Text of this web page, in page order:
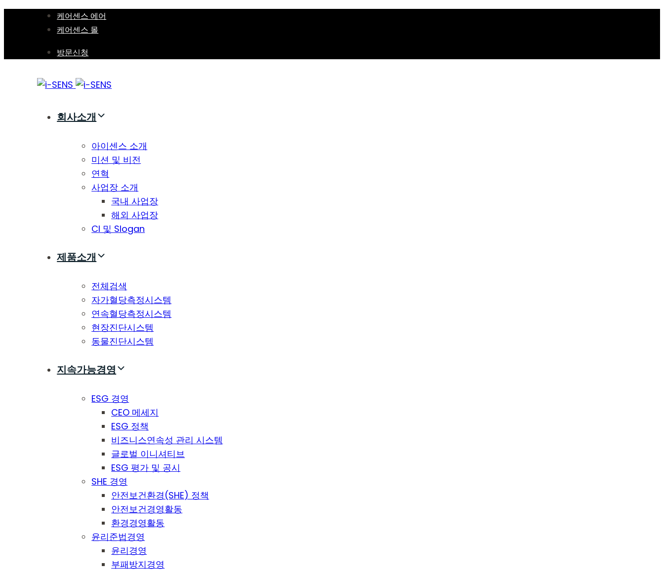
navigation
케어센스 에어
케어센스 몰
방문신청
회사소개
아이센스 소개
미션 및 비전
연혁
사업장 소개
국내 사업장
해외 사업장
CI 및 Slogan
제품소개
전체검색
자가혈당측정시스템
연속혈당측정시스템
현장진단시스템
동물진단시스템
지속가능경영
ESG 경영
CEO 메세지
ESG 정책
비즈니스연속성 관리 시스템
글로벌 이니셔티브
ESG 평가 및 공시
SHE 경영
안전보건환경(SHE) 정책
안전보건경영활동
환경경영활동
윤리준법경영
윤리경영
부패방지경영